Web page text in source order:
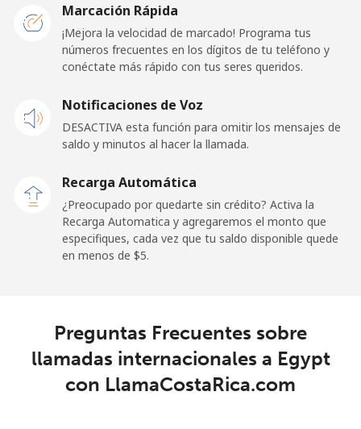
El Salvador
Línea fija ⁦31.5¢⁩
15 min por
⁦$5⁩
-
Claro
Landlines
⁦16.9¢⁩
⁦$5⁩
Equatorial Guinea
Línea fija ⁦44.9¢⁩
11 min por
⁦$5⁩
Marcación Rápida
¡Mejora la velocidad de marcado! Programa tus
números frecuentes en los dígitos de tu teléfono y
conéctate más rápido con tus seres queridos.
Notificaciones de Voz
DESACTIVA esta función para omitir los mensajes de
saldo y minutos al hacer la llamada.
Recarga Automática
¿Preocupado por quedarte sin crédito? Activa la
Recarga Automatica y agregaremos el monto que
especifiques, cada vez que tu saldo disponible quede
en menos de ⁦$5⁩.
Preguntas Frecuentes sobre
llamadas internacionales a Egypt
con LlamaCostaRica.com